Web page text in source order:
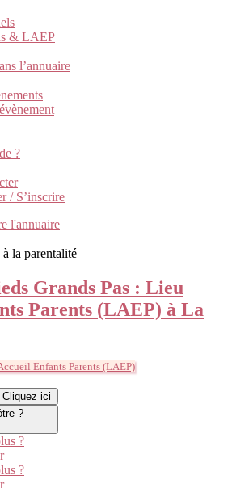
& LAEP
l’annuaire
?
/ S’inscrire
l'annuaire
Grands Pas : Lieu
Parents (LAEP) à La
Enfants Parents (LAEP)
ici
?
?
?